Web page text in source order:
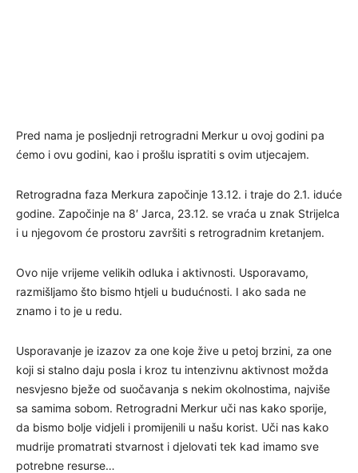
Pred nama je posljednji retrogradni Merkur u ovoj godini pa
ćemo i ovu godini, kao i prošlu ispratiti s ovim utjecajem.
Retrogradna faza Merkura započinje 13.12. i traje do 2.1. iduće
godine. Započinje na 8′ Jarca, 23.12. se vraća u znak Strijelca
i u njegovom će prostoru završiti s retrogradnim kretanjem.
Ovo nije vrijeme velikih odluka i aktivnosti. Usporavamo,
razmišljamo što bismo htjeli u budućnosti. I ako sada ne
znamo i to je u redu.
Usporavanje je izazov za one koje žive u petoj brzini, za one
koji si stalno daju posla i kroz tu intenzivnu aktivnost možda
nesvjesno bježe od suočavanja s nekim okolnostima, najviše
sa samima sobom. Retrogradni Merkur uči nas kako sporije,
da bismo bolje vidjeli i promijenili u našu korist. Uči nas kako
mudrije promatrati stvarnost i djelovati tek kad imamo sve
potrebne resurse…